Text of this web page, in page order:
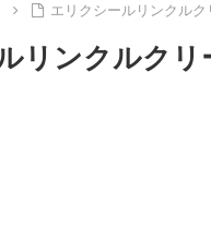
エリクシールリンクル
リンクルク